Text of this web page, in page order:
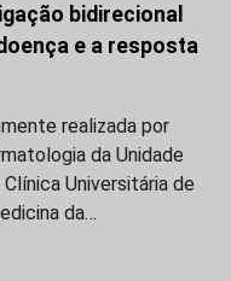
bidirecional
e a resposta
realizada por
da Unidade
Universitária de
da…